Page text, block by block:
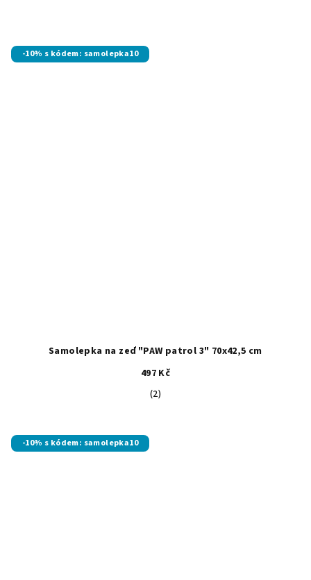
-10% s kódem: samolepka10
Samolepka na zeď "PAW patrol 3" 70x42,5 cm
497 Kč
Průměrné
je
5,0
(2)
-10% s kódem: samolepka10